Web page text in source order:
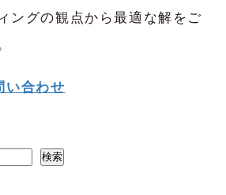
ングの観点から最適な解をご
合わせ
検索